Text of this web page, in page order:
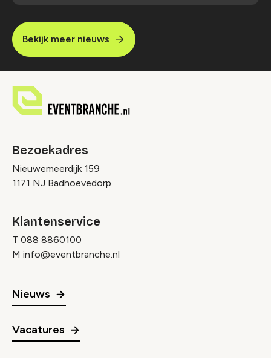
Bekijk meer nieuws
Bezoekadres
Nieuwemeerdijk 159
1171 NJ Badhoevedorp
Klantenservice
T 088 8860100
M info@eventbranche.nl
Nieuws
Vacatures